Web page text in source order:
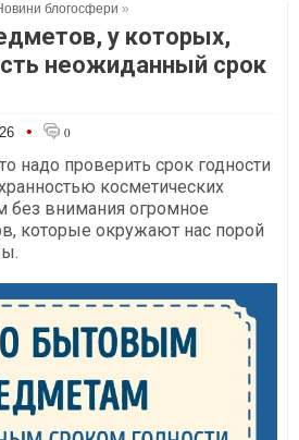
блогосфери »
у которых,
неожиданный срок
• 0
надо проверить срок годности
косметических
без внимания огромное
которые окружают нас порой